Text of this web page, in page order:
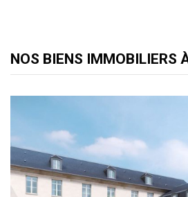
NOS BIENS IMMOBILIERS